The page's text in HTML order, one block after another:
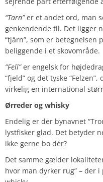
“Tarn”er et andet ord, man
genkendende til. Det ligger
“tjärn”, som er betegnelsen
beliggende i et skovområde.
”Fell”er engelsk for
“fjeld” og det tyske
virkelig en international
Ørreder og whisky
Endelig er der bynavnet
lystfisker glad. Det betyder
ikke gerne bo dér?
Det samme gælder
hvor man dyrker rug” – der